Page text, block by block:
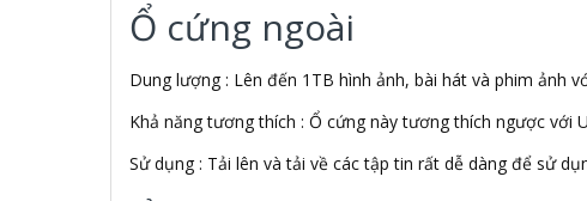
ACOUSTIC ENERGY
AD
ADATA USA
ADDLOGIX
Agol
Ổ cứng ngoài
Dung lượng : Lên đến 1TB hình ảnh, bài hát và phim ảnh
Khả năng tương thích : Ổ cứng này tương thích ngược với
Sử dụng : Tải lên và tải về các tập tin rất dễ dàng để sử